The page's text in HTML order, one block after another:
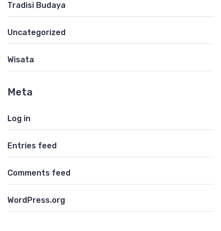
Tradisi Budaya
Uncategorized
Wisata
Meta
Log in
Entries feed
Comments feed
WordPress.org